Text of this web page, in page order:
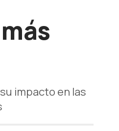
impacto en las